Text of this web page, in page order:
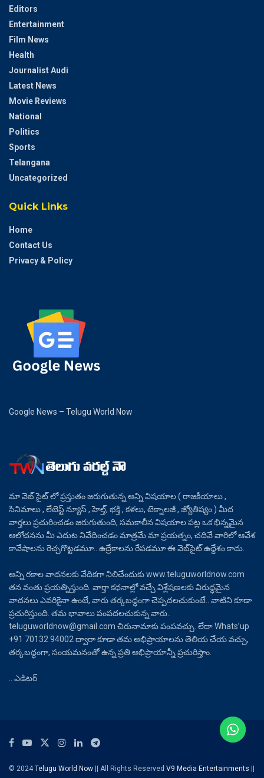
Editors
Entertainment
Film News
Health
Journalist Audi
Latest News
Movie Reviews
National
Politics
Sports
Telangana
Uncategorized
Quick Links
Home
Contact Us
Privacy & Policy
Google News – Telugu World Now
మా వెబ్ సైట్ లో ప్రస్తుతం జరుగుతున్న అన్ని విషయాల ( రాజకీయాలు ,
సినిమాలు , లేటెస్ట్ న్యూస్ , హెల్త్, భక్తి , కళలు, టెక్నాలజీ , జ్యోతిష్యం ) మీద
వార్తలు ప్రచురించడం జరుగుతుంది, సమకాలీన విషయాల పట్ల ఒక భిన్నమైన
ఆలోచనను మీ ఎదుట నివేదించడం మాత్రమే మా ప్రయత్నం, చదివే వారిలో ఆవేశ
కావేషాలను రెచ్చగొట్టడమూ.. ఉద్రేకాలను రేపడమూ ఈ వెబ్‌సైట్ ఉద్దేశం కాదు.
అన్ని రకాల వాదనలకు వేదికగా నిలిచేందుకు www.teluguworldnow.com
తన వంతు ప్రయత్నిస్తుంది. వార్తా కథనాల్లో వచ్చే విశ్లేషణలకు విరుద్ధమైన
వాదనలు ఎవరికైనా ఉంటే, వారు తర్కబద్ధంగా చెప్పదలచుకుంటే.. వాటిని కూడా
ప్రచురిస్తుంది. తమ భావాలు పంపదలచుకున్న వారు..
teluguworldnow@gmail.com చిరునామాకు పంపవచ్చు. లేదా Whats’up
+91 70132 94002 ద్వారా కూడా తమ అభిప్రాయాలను తెలియ చేయ వచ్చు,
తర్కబద్ధంగా, సంయమనంతో ఉన్న ప్రతి అభిప్రాయాన్నీ ప్రచురిస్తాం.
.. ఎడిటర్
© 2024Telugu World Now || All Rights Reserved V9 Media Entertainments